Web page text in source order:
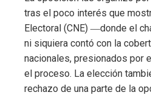
tras el poco interés que
Electoral (CNE) ―donde el
ni siquiera contó con la
nacionales, presionados por
el proceso. La elección
rechazo de una parte de la